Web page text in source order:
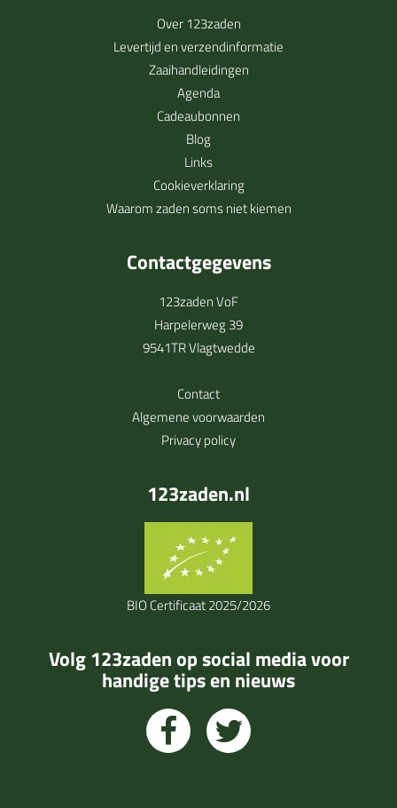
Over 123zaden
Levertijd en verzendinformatie
Zaaihandleidingen
Agenda
Cadeaubonnen
Blog
Links
Cookieverklaring
Waarom zaden soms niet kiemen
Contactgegevens
123zaden VoF
Harpelerweg 39
9541TR Vlagtwedde
Contact
Algemene voorwaarden
Privacy policy
123zaden.nl
BIO Certificaat 2025/2026
Volg 123zaden op social media voor
handige tips en nieuws